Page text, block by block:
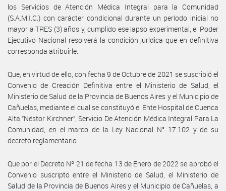
los Servicios de Atención Médica Integral para la Comunidad
(S.A.M.I.C.) con carácter condicional durante un período inicial no
mayor a TRES (3) años y, cumplido ese lapso experimental, el Poder
Ejecutivo Nacional resolverá la condición jurídica que en definitiva
corresponda atribuirle.
Que, en virtud de ello, con fecha 9 de Octubre de 2021 se suscribió el
Convenio de Creación Definitiva entre el Ministerio de Salud, el
Ministerio de Salud de la Provincia de Buenos Aires y el Municipio de
Cañuelas, mediante el cual se constituyó el Ente Hospital de Cuenca
Alta “Néstor Kirchner”, Servicio De Atención Médica Integral Para La
Comunidad, en el marco de la Ley Nacional N° 17.102 y de su
decreto reglamentario.
Que por el Decreto Nº 21 de fecha 13 de Enero de 2022 se aprobó el
Convenio suscripto entre el Ministerio de Salud, el Ministerio de
Salud de la Provincia de Buenos Aires y el Municipio de Cañuelas, a